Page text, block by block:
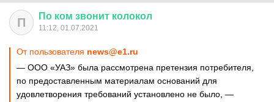
П По ком звонит колокол
11:12, 01.07.2021
От пользователя news@e1.ru
— ООО «УАЗ» была рассмотрена претензия потребителя,
по предоставленным материалам оснований для
удовлетворения требований установлено не было, —